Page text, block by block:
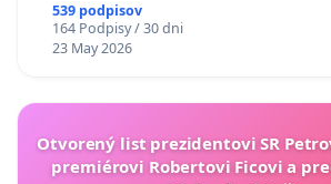
539 podpisov
164 Podpisy / 30 dni
23 May 2026
Otvorený list prezidentovi SR
premiérovi Robertovi Ficovi a